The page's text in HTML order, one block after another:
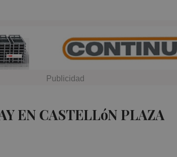
EN CASTELLóN PLAZA